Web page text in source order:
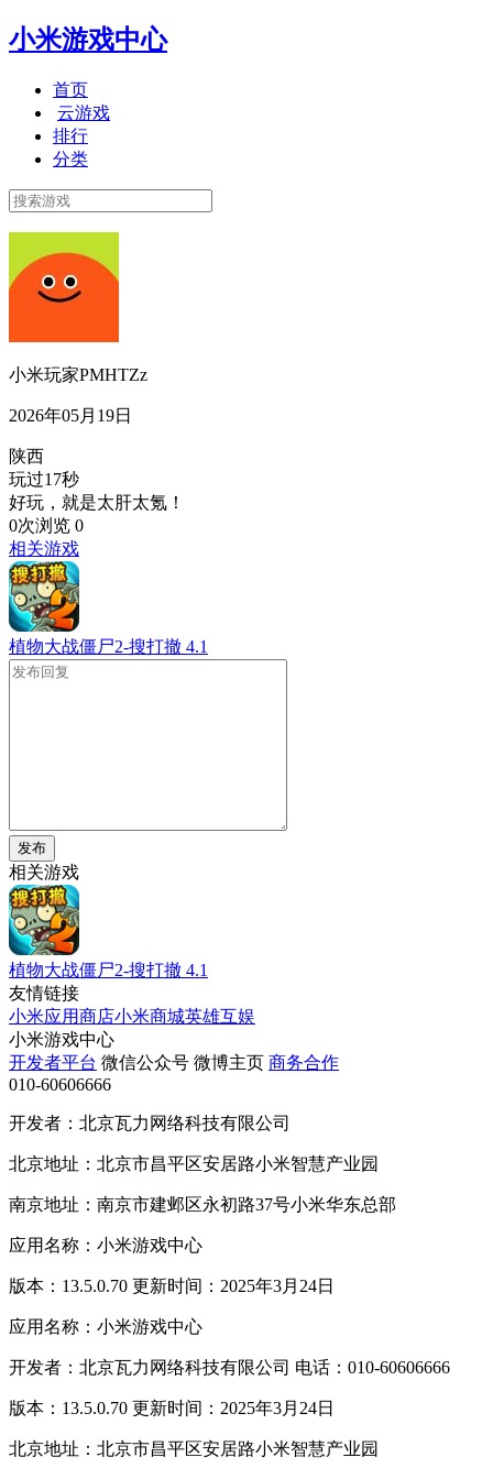
小米游戏中心
首页
云游戏
排行
分类
小米玩家PMHTZz
2026年05月19日
陕西
玩过17秒
好玩，就是太肝太氪！
0次浏览 0
相关游戏
植物大战僵尸2-搜打撤 4.1
发布
相关游戏
植物大战僵尸2-搜打撤 4.1
友情链接
小米应用商店小米商城英雄互娱
小米游戏中心
开发者平台 微信公众号 微博主页 商务合作
010-60606666
开发者：北京瓦力网络科技有限公司
北京地址：北京市昌平区安居路小米智慧产业园
南京地址：南京市建邺区永初路37号小米华东总部
应用名称：小米游戏中心
版本：13.5.0.70 更新时间：2025年3月24日
应用名称：小米游戏中心
开发者：北京瓦力网络科技有限公司 电话：010-60606666
版本：13.5.0.70 更新时间：2025年3月24日
北京地址：北京市昌平区安居路小米智慧产业园